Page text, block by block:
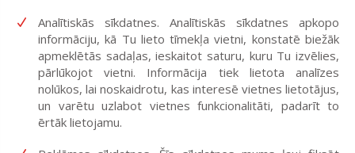
Analītiskās sīkdatnes. Analītiskās sīkdatnes apkopo
informāciju, kā Tu lieto tīmekļa vietni, konstatē biežāk
apmeklētās sadaļas, ieskaitot saturu, kuru Tu izvēlies,
pārlūkojot vietni. Informācija tiek lietota analīzes
nolūkos, lai noskaidrotu, kas interesē vietnes lietotājus,
un varētu uzlabot vietnes funkcionalitāti, padarīt to
ērtāk lietojamu.